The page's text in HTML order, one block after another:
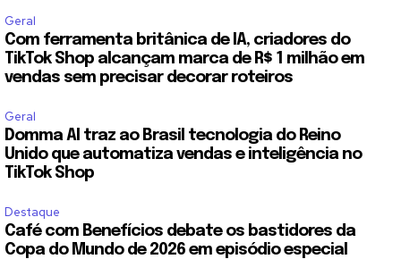
Geral
Com ferramenta britânica de IA, criadores do
TikTok Shop alcançam marca de R$ 1 milhão em
vendas sem precisar decorar roteiros
Geral
Domma AI traz ao Brasil tecnologia do Reino
Unido que automatiza vendas e inteligência no
TikTok Shop
Destaque
Café com Benefícios debate os bastidores da
Copa do Mundo de 2026 em episódio especial